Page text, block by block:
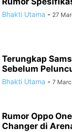
Bhakti Utama - 27
Terungkap
Sebelum
Bhakti Utama - 7
Rumor Oppo
Changer di